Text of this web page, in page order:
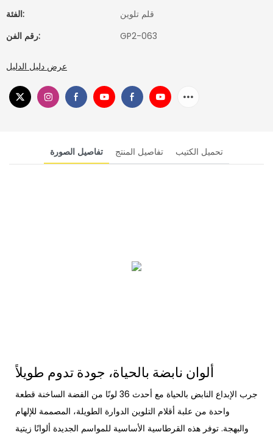
الفئة:
قلم تلوين
رقم الفن:
GP2-063
عرض دليل الدليل
تفاصيل الصورة تفاصيل المنتج تحميل الكتيب
جرب الإبداع النابض بالحياة مع أحدث 36 لونًا من الفضة الساخنة قطعة
واحدة من علبة أقلام التلوين الدوارة الطويلة، المصممة للإلهام
والبهجة. توفر هذه القرطاسية الأساسية للمواسم الجديدة ألوانًا زيتية